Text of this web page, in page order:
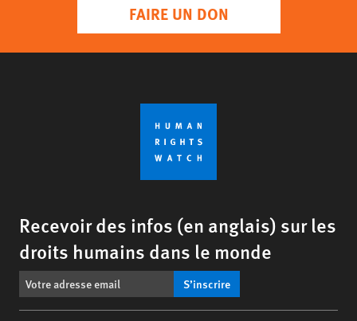
FAIRE UN DON
Recevoir des infos (en anglais) sur les
droits humains dans le monde
S’inscrire